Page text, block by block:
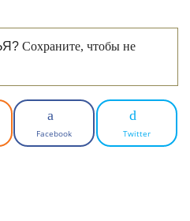
Сохраните, чтобы не
Facebook Twitter